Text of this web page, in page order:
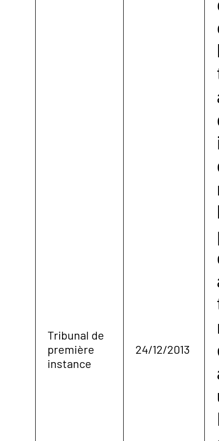
Tribunal de
première
instance
24/12/2013